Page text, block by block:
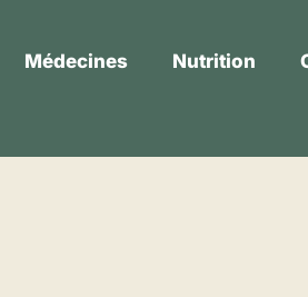
Médecines Nutrition